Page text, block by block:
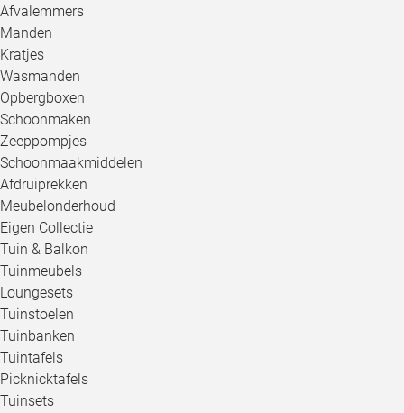
Afvalemmers
Manden
Kratjes
Wasmanden
Opbergboxen
Schoonmaken
Zeeppompjes
Schoonmaakmiddelen
Afdruiprekken
Meubelonderhoud
Eigen Collectie
Tuin & Balkon
Tuinmeubels
Loungesets
Tuinstoelen
Tuinbanken
Tuintafels
Picknicktafels
Tuinsets